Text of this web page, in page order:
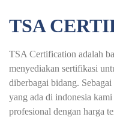
TSA
TSA Certification adalah
menyediakan sertifikasi
diberbagai bidang.
yang ada di indonesia
profesional dengan harga